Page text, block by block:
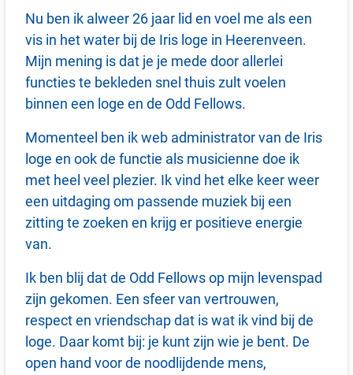
Nu ben ik alweer 26 jaar lid en voel me als een
vis in het water bij de Iris loge in Heerenveen.
Mijn mening is dat je je mede door allerlei
functies te bekleden snel thuis zult voelen
binnen een loge en de Odd Fellows.
Momenteel ben ik web administrator van de Iris
loge en ook de functie als musicienne doe ik
met heel veel plezier. Ik vind het elke keer weer
een uitdaging om passende muziek bij een
zitting te zoeken en krijg er positieve energie
van.
Ik ben blij dat de Odd Fellows op mijn levenspad
zijn gekomen. Een sfeer van vertrouwen,
respect en vriendschap dat is wat ik vind bij de
loge. Daar komt bij: je kunt zijn wie je bent. De
open hand voor de noodlijdende mens,